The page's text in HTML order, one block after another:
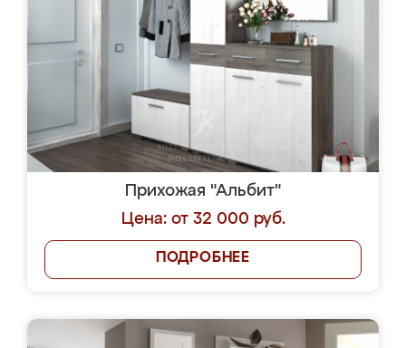
Прихожая "Альбит"
Цена: от 32 000 руб.
ПОДРОБНЕЕ